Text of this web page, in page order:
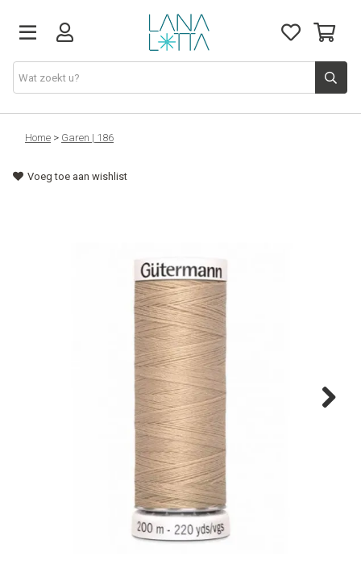
Stoffen
Fournituren
Home > Garen | 186
Voeg toe aan wishlist